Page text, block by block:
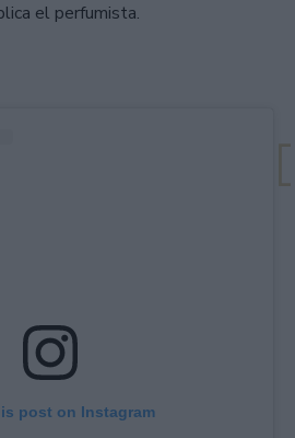
el perfumista.
post on Instagram